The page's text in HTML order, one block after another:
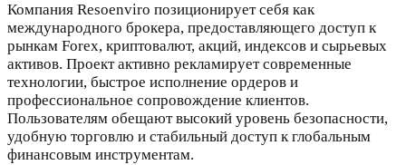
Компания Resoenviro позиционирует себя как
международного брокера, предоставляющего доступ к
рынкам Forex, криптовалют, акций, индексов и сырьевых
активов. Проект активно рекламирует современные
технологии, быстрое исполнение ордеров и
профессиональное сопровождение клиентов.
Пользователям обещают высокий уровень безопасности,
удобную торговлю и стабильный доступ к глобальным
финансовым инструментам.